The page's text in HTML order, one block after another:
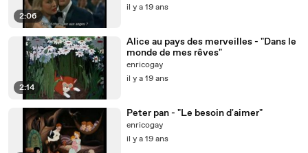
2:06
il y a 19 ans
2:14
Alice au pays des merveilles - "Dans le
monde de mes rêves"
enricogay
il y a 19 ans
Peter pan - "Le besoin d'aimer"
enricogay
il y a 19 ans